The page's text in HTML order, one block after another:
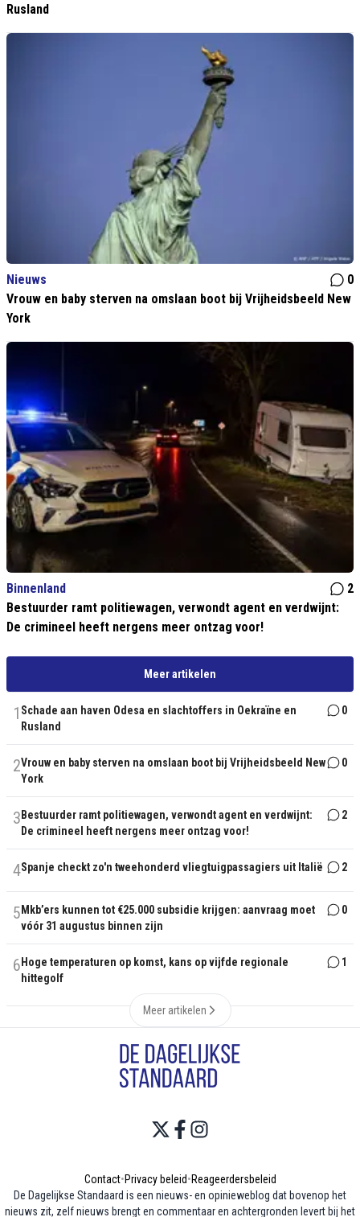
Rusland
Nieuws
0
Vrouw en baby sterven na omslaan boot bij Vrijheidsbeeld New
York
Binnenland
2
Bestuurder ramt politiewagen, verwondt agent en verdwijnt:
De crimineel heeft nergens meer ontzag voor!
Meer artikelen
1 Schade aan haven Odesa en slachtoffers in Oekraïne en
Rusland
0
2Vrouw en baby sterven na omslaan boot bij Vrijheidsbeeld New
York
0
3 Bestuurder ramt politiewagen, verwondt agent en verdwijnt:
De crimineel heeft nergens meer ontzag voor!
2
4Spanje checkt zo'n tweehonderd vliegtuigpassagiers uit Italië 2
5 Mkb’ers kunnen tot €25.000 subsidie krijgen: aanvraag moet
vóór 31 augustus binnen zijn
0
6 Hoge temperaturen op komst, kans op vijfde regionale
hittegolf
1
Meer artikelen
Contact•Privacy beleid•Reageerdersbeleid
De Dagelijkse Standaard is een nieuws- en opinieweblog dat bovenop het
nieuws zit, zelf nieuws brengt en commentaar en achtergronden levert bij het